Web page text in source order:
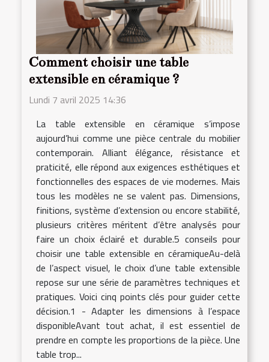
Comment choisir une table
extensible en céramique ?
Lundi 7 avril 2025 14:36
La table extensible en céramique s’impose
aujourd’hui comme une pièce centrale du mobilier
contemporain. Alliant élégance, résistance et
praticité, elle répond aux exigences esthétiques et
fonctionnelles des espaces de vie modernes. Mais
tous les modèles ne se valent pas. Dimensions,
finitions, système d’extension ou encore stabilité,
plusieurs critères méritent d’être analysés pour
faire un choix éclairé et durable.5 conseils pour
choisir une table extensible en céramiqueAu-delà
de l’aspect visuel, le choix d’une table extensible
repose sur une série de paramètres techniques et
pratiques. Voici cinq points clés pour guider cette
décision.1 - Adapter les dimensions à l’espace
disponibleAvant tout achat, il est essentiel de
prendre en compte les proportions de la pièce. Une
table trop...